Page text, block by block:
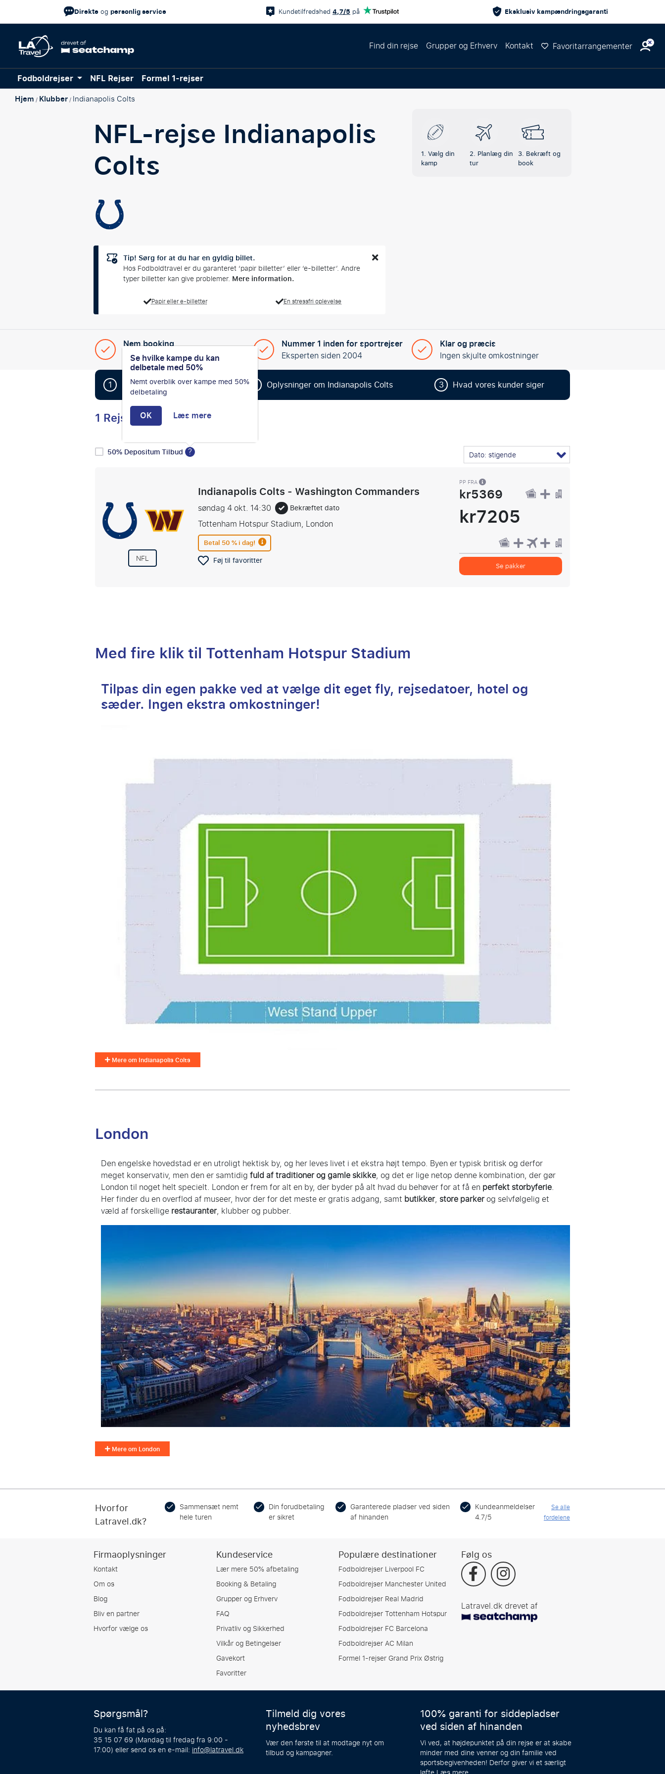
Direkteog personlig service Kundetilfredshed 4,7/5 på Eksklusiv kampændringsgaranti
Find din rejse Grupper og Erhverv Kontakt Favoritarrangementer
Fodboldrejser NFL Rejser Formel 1-rejser
Hjem/Klubber/Indianapolis Colts
NFL-rejse Indianapolis
Colts
Tip! Sørg for at du har en gyldig billet.
Hos Fodboldtravel er du garanteret ‘papir billetter’ eller ‘e-billetter’. Andre
typer billetter kan give problemer. Mere information.
Papir eller e-billetter En stressfri oplevelse
1. Vælg din
kamp
2. Planlæg din
tur
3. Bekræft og
book
Nem booking
Din komplette, skræddersyede tur
Nummer 1 inden for sportrejser
Eksperten siden 2004
Klar og præcis
Ingen skjulte omkostninger
1 Book nemt din NFL-rejse Oplysninger om Indianapolis Colts 3 Hvad vores kunder siger
1 Rejser
50% Depositum Tilbud ? Dato: stigende
NFL
Indianapolis Colts - Washington Commanders
søndag 4 okt. 14:30 Bekræftet dato
Tottenham Hotspur Stadium, London
Betal 50 % i dag!
Føj til favoritter
PP FRA
kr5369
kr7205
Se pakker
Med fire klik til Tottenham Hotspur Stadium
Tilpas din egen pakke ved at vælge dit eget fly, rejsedatoer, hotel og
sæder. Ingen ekstra omkostninger!
Mere om Indianapolis Colts
London
Den engelske hovedstad er en utroligt hektisk by, og her leves livet i et ekstra højt tempo. Byen er typisk britisk og derfor
meget konservativ, men den er samtidigfuld af traditioner og gamle skikke, og det er lige netop denne kombination, der gør
London til noget helt specielt. London er frem for alt en by, der byder på alt hvad du behøver for at få en perfekt storbyferie.
Her finder du en overflod af museer, hvor der for det meste er gratis adgang, samt butikker, store parkerog selvfølgelig et
væld af forskelligerestauranter, klubber og pubber.
Mere om London
Hvorfor
Latravel.dk?
Sammensæt nemt
hele turen
Din forudbetaling
er sikret
Garanterede pladser ved siden
af hinanden
Kundeanmeldelser
4.7/5
Se alle
fordelene
Firmaoplysninger
Kontakt
Om os
Blog
Bliv en partner
Hvorfor vælge os
Kundeservice
Lær mere 50% afbetaling
Booking & Betaling
Grupper og Erhverv
FAQ
Privatliv og Sikkerhed
Vilkår og Betingelser
Gavekort
Favoritter
Populære destinationer
Fodboldrejser Liverpool FC
Fodboldrejser Manchester United
Fodboldrejser Real Madrid
Fodboldrejser Tottenham Hotspur
Fodboldrejser FC Barcelona
Fodboldrejser AC Milan
Formel 1-rejser Grand Prix Østrig
Følg os
Latravel.dk drevet af
Spørgsmål?
Du kan få fat på os på:
35 15 07 69 (Mandag til fredag fra 9:00 -
17:00) eller send os en e-mail: info@latravel.dk
Tilmeld dig vores
nyhedsbrev
Vær den første til at modtage nyt om
tilbud og kampagner.
100% garanti for siddepladser
ved siden af hinanden
Vi ved, at højdepunktet på din rejse er at skabe
minder med dine venner og din familie ved
sportsbegivenheden! Derfor giver vi et særligt
Se hvilke kampe du kan
delbetale med 50%
Nemt overblik over kampe med 50%
delbetaling
OK Læs mere